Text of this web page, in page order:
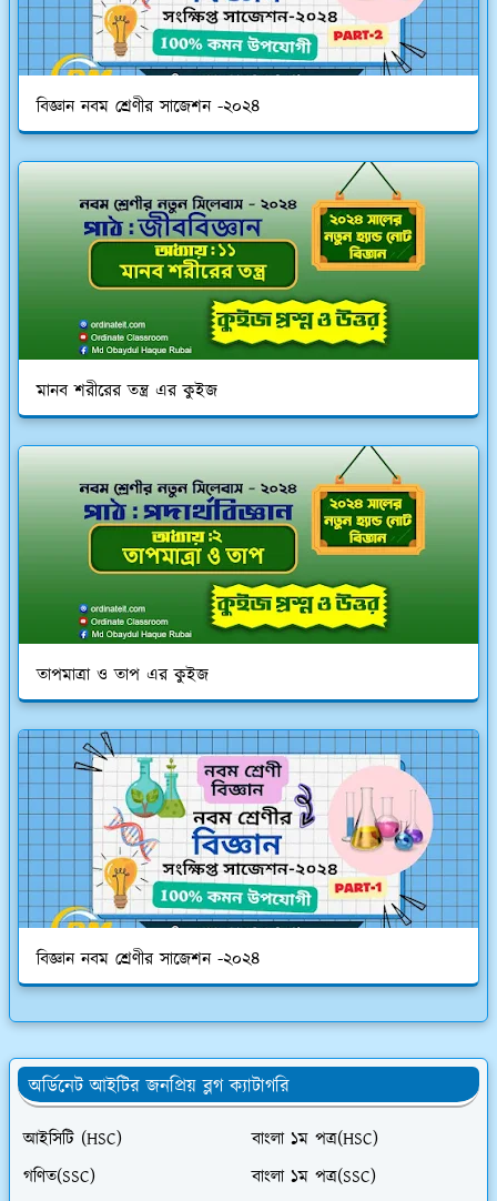
বিজ্ঞান নবম শ্রেণীর সাজেশন -২০২৪
মানব শরীরের তন্ত্র এর কুইজ
তাপমাত্রা ও তাপ এর কুইজ
বিজ্ঞান নবম শ্রেণীর সাজেশন -২০২৪
অর্ডিনেট আইটির জনপ্রিয় ব্লগ ক্যাটাগরি
আইসিটি (HSC)
বাংলা ১ম পত্র(HSC)
গণিত(SSC)
বাংলা ১ম পত্র(SSC)